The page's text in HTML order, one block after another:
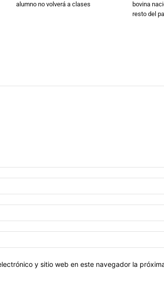
alumno no volverá a clases
bovina
resto del
y sitio web en este navegador la